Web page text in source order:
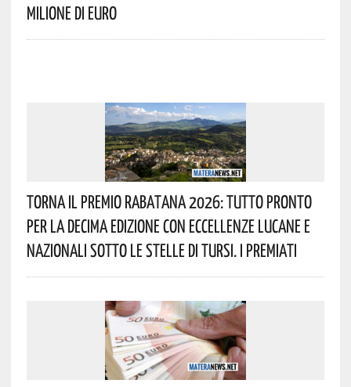
Milione Di Euro
Torna Il Premio Rabatana 2026: Tutto Pronto
Per La Decima Edizione Con Eccellenze Lucane E
Nazionali Sotto Le Stelle Di Tursi. I Premiati